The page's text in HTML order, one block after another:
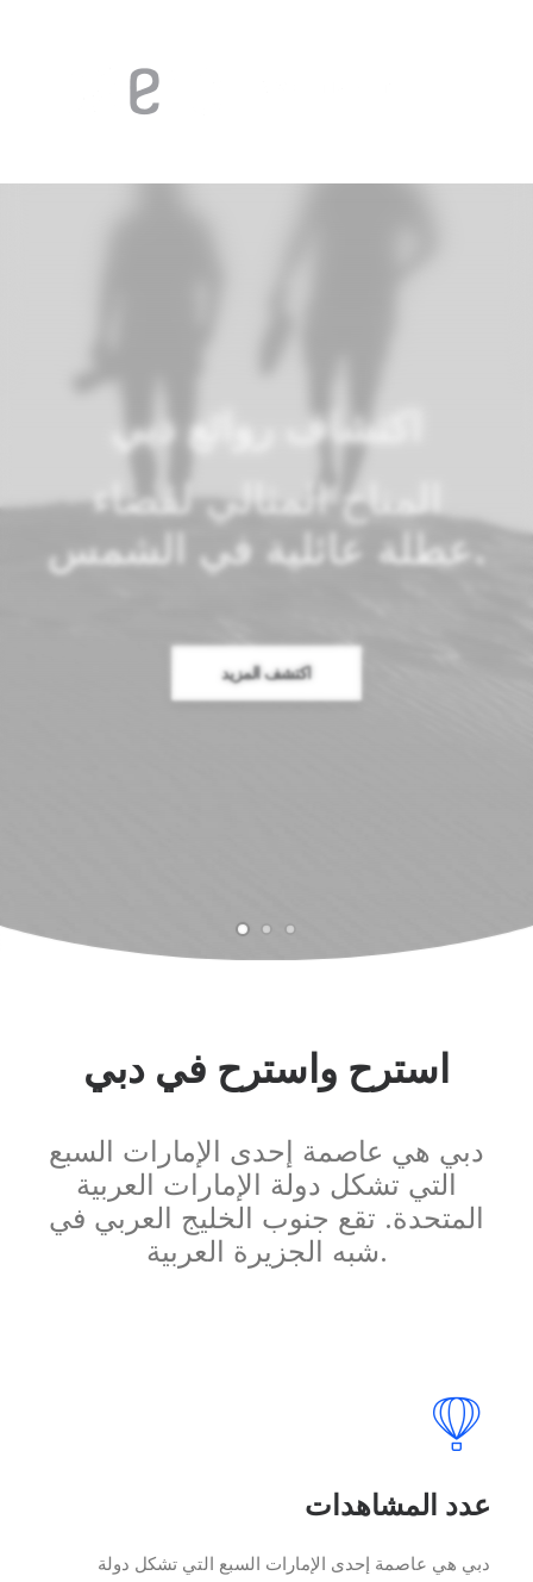
اكتشاف روائع دبي
المناخ المثالي لقضاء
عطلة عائلية في الشمس.
اكتشف المزيد
استرح واسترح في دبي
دبي هي عاصمة إحدى الإمارات السبع
التي تشكل دولة الإمارات العربية
المتحدة. تقع جنوب الخليج العربي في
شبه الجزيرة العربية.
عدد المشاهدات
دبي هي عاصمة إحدى الإمارات السبع التي تشكل دولة